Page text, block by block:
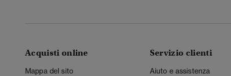
Acquisti online
Mappa del sito
Servizio clienti
Aiuto e assistenza